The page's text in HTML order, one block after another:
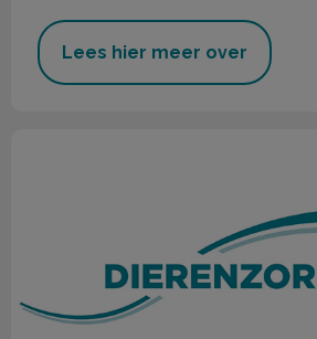
Lees hier meer over